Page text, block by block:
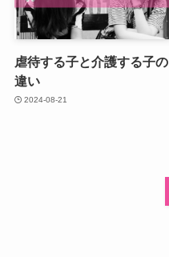
虐待する子と介護する子の
違い
2024-08-21